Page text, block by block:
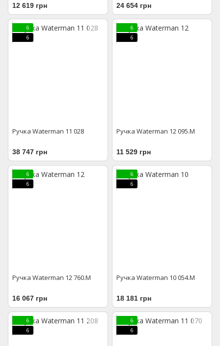
12 619 грн 24 654 грн
6
6
Ручка Waterman 11 028
38 747 грн
6
6
Ручка Waterman 12 095.M
11 529 грн
6
6
Ручка Waterman 12 760.M
16 067 грн
6
6
Ручка Waterman 10 054.M
18 181 грн
6
6
6
6